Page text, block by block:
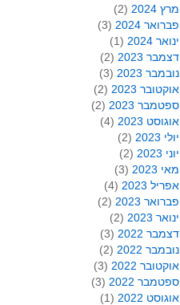
מרץ 2024
(2)
פברואר 2024
(3)
ינואר 2024
(1)
דצמבר 2023
(2)
נובמבר 2023
(3)
אוקטובר 2023
(2)
ספטמבר 2023
(2)
אוגוסט 2023
(4)
יולי 2023
(2)
יוני 2023
(2)
מאי 2023
(3)
אפריל 2023
(4)
פברואר 2023
(2)
ינואר 2023
(2)
דצמבר 2022
(3)
נובמבר 2022
(2)
אוקטובר 2022
(3)
ספטמבר 2022
(3)
אוגוסט 2022
(1)